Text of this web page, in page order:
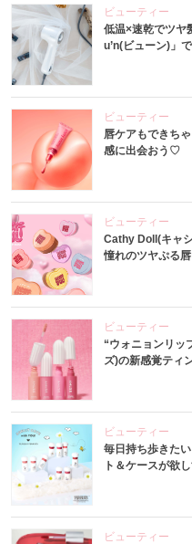
ビューティー
低温×速乾でツヤ
u’n(ビューン)」
ビューティー
唇ケアもできち
感に出会おう♡
ビューティー
Cathy Doll(キャ
憧れのツヤぷる
ビューティー
“ウォニョンリッ
ズ)の新感覚ティ
ビューティー
毎日持ち歩きた
ト＆ケースが欲
ビューティー